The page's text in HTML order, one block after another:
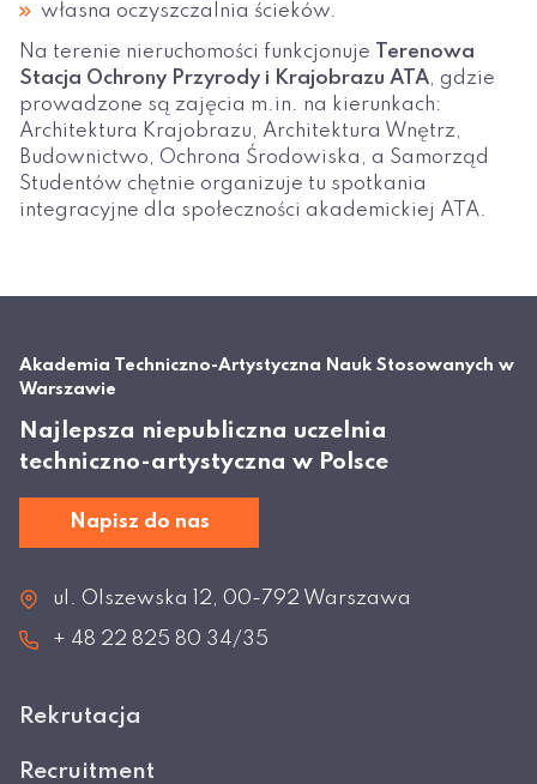
własna oczyszczalnia ścieków.
Na terenie nieruchomości funkcjonuje
Terenowa
Stacja Ochrony Przyrody i Krajobrazu ATA, gdzie
prowadzone są zajęcia m.in. na kierunkach:
Architektura Krajobrazu, Architektura Wnętrz,
Budownictwo, Ochrona Środowiska, a Samorząd
Studentów chętnie organizuje tu spotkania
integracyjne dla społeczności akademickiej ATA.
Akademia Techniczno-Artystyczna Nauk Stosowanych w
Warszawie
Najlepsza niepubliczna uczelnia
techniczno-artystyczna w Polsce
Napisz do nas
ul. Olszewska 12, 00-792 Warszawa
+ 48 22 825 80 34/35
Rekrutacja
Recruitment